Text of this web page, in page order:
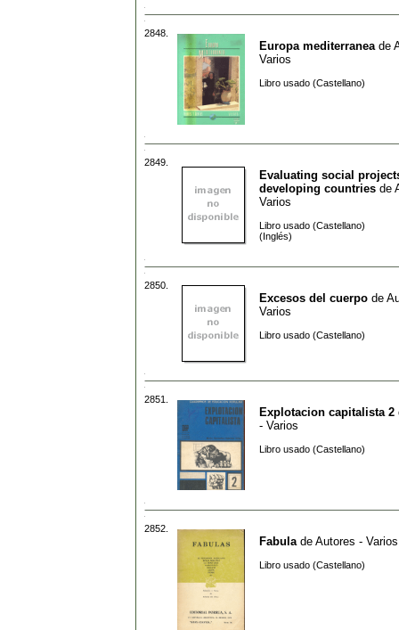
2848.
Europa mediterranea de
Varios
Libro usado (Castellano)
2849.
Evaluating social
developing countries de
Varios
Libro usado (Castellano)
(Inglés)
2850.
Excesos del cuerpo de
Varios
Libro usado (Castellano)
2851.
Explotacion capitalista 2
- Varios
Libro usado (Castellano)
2852.
Fabula de Autores - Varios
Libro usado (Castellano)